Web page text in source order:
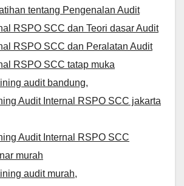
tentang Pengenalan Audit
RSPO SCC dan Teori dasar Audit
RSPO SCC dan Peralatan Audit
RSPO SCC tatap muka
audit bandung,
Audit Internal RSPO SCC jakarta
Audit Internal RSPO SCC
murah
audit murah,